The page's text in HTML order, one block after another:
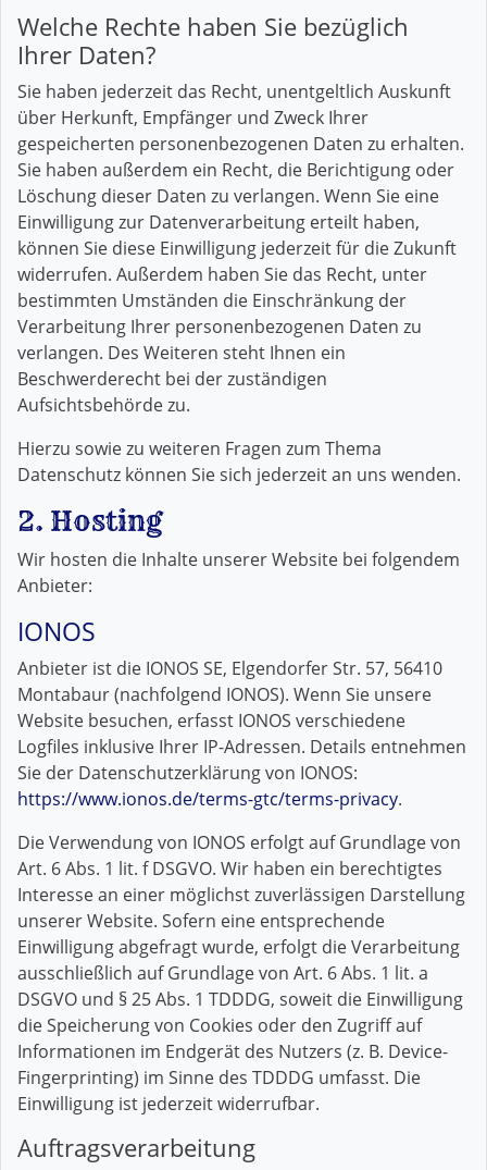
Welche Rechte haben Sie bezüglich
Ihrer Daten?
Sie haben jederzeit das Recht, unentgeltlich Auskunft
über Herkunft, Empfänger und Zweck Ihrer
gespeicherten personenbezogenen Daten zu erhalten.
Sie haben außerdem ein Recht, die Berichtigung oder
Löschung dieser Daten zu verlangen. Wenn Sie eine
Einwilligung zur Datenverarbeitung erteilt haben,
können Sie diese Einwilligung jederzeit für die Zukunft
widerrufen. Außerdem haben Sie das Recht, unter
bestimmten Umständen die Einschränkung der
Verarbeitung Ihrer personenbezogenen Daten zu
verlangen. Des Weiteren steht Ihnen ein
Beschwerderecht bei der zuständigen
Aufsichtsbehörde zu.
Hierzu sowie zu weiteren Fragen zum Thema
Datenschutz können Sie sich jederzeit an uns wenden.
2. Hosting
Wir hosten die Inhalte unserer Website bei folgendem
Anbieter:
IONOS
Anbieter ist die IONOS SE, Elgendorfer Str. 57, 56410
Montabaur (nachfolgend IONOS). Wenn Sie unsere
Website besuchen, erfasst IONOS verschiedene
Logfiles inklusive Ihrer IP-Adressen. Details entnehmen
Sie der Datenschutzerklärung von IONOS:
https://www.ionos.de/terms-gtc/terms-privacy.
Die Verwendung von IONOS erfolgt auf Grundlage von
Art. 6 Abs. 1 lit. f DSGVO. Wir haben ein berechtigtes
Interesse an einer möglichst zuverlässigen Darstellung
unserer Website. Sofern eine entsprechende
Einwilligung abgefragt wurde, erfolgt die Verarbeitung
ausschließlich auf Grundlage von Art. 6 Abs. 1 lit. a
DSGVO und § 25 Abs. 1 TDDDG, soweit die Einwilligung
die Speicherung von Cookies oder den Zugriff auf
Informationen im Endgerät des Nutzers (z. B. Device-
Fingerprinting) im Sinne des TDDDG umfasst. Die
Einwilligung ist jederzeit widerrufbar.
Auftragsverarbeitung